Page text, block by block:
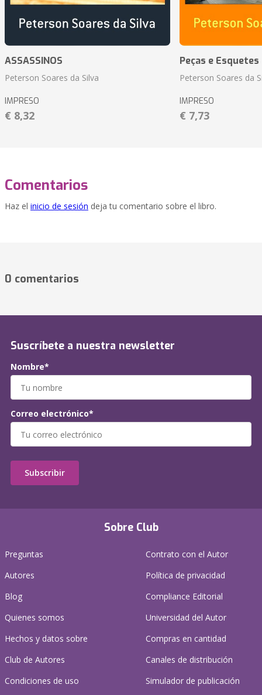
ASSASSINOS
Peterson Soares da Silva
IMPRESO
€ 8,32
Peças e
Peterson Soares da
IMPRESO
€ 7,73
Comentarios
Haz el inicio de sesión deja tu comentario sobre el libro.
0 comentarios
Sobre Club
Preguntas
Autores
Blog
Quienes somos
Hechos y datos sobre
Club de Autores
Condiciones de uso
Contrato con el Autor
Política de privacidad
Compliance Editorial
Universidad del Autor
Compras en cantidad
Canales de distribución
Simulador de publicación
Suscríbete a nuestra newsletter
Nombre*
Correo electrónico*
Subscribir